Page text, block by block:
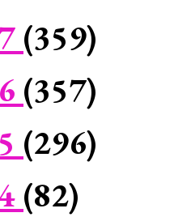
(359)
(357)
(296)
(82)